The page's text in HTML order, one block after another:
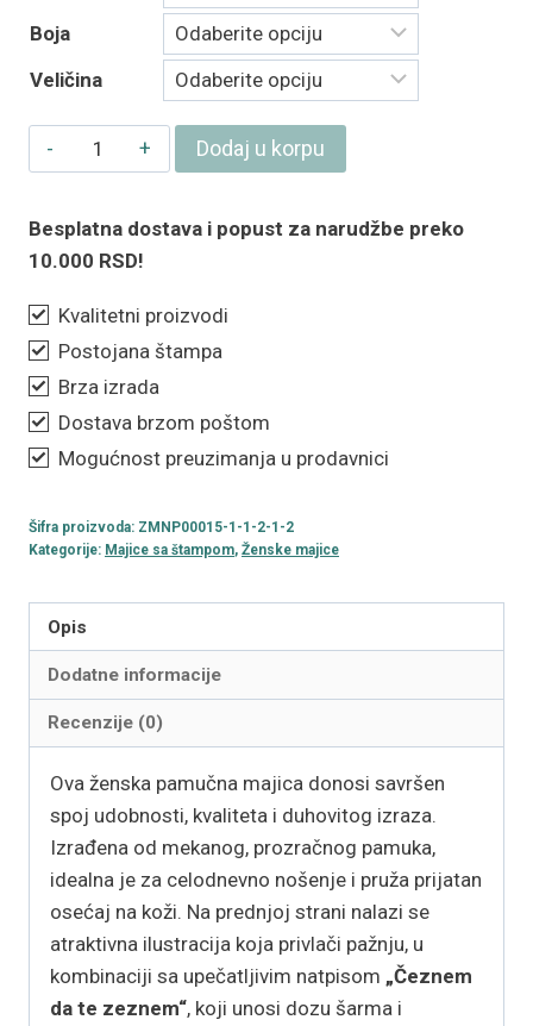
Boja
Veličina
Ženska
majica
da
te
Dodaj u korpu
Besplatna dostava i popust za narudžbe preko
10.000 RSD!
Kvalitetni proizvodi
Postojana štampa
Brza izrada
Dostava brzom poštom
Mogućnost preuzimanja u prodavnici
Šifra proizvoda: ZMNP00015-1-1-2-1-2
Kategorije: Majice sa štampom, Ženske majice
Opis
Dodatne informacije
Recenzije (0)
Ova ženska pamučna majica donosi savršen
spoj udobnosti, kvaliteta i duhovitog izraza.
Izrađena od mekanog, prozračnog pamuka,
idealna je za celodnevno nošenje i pruža prijatan
osećaj na koži. Na prednjoj strani nalazi se
atraktivna ilustracija koja privlači pažnju, u
kombinaciji sa upečatljivim natpisom „Čeznem
da te zeznem“, koji unosi dozu šarma i